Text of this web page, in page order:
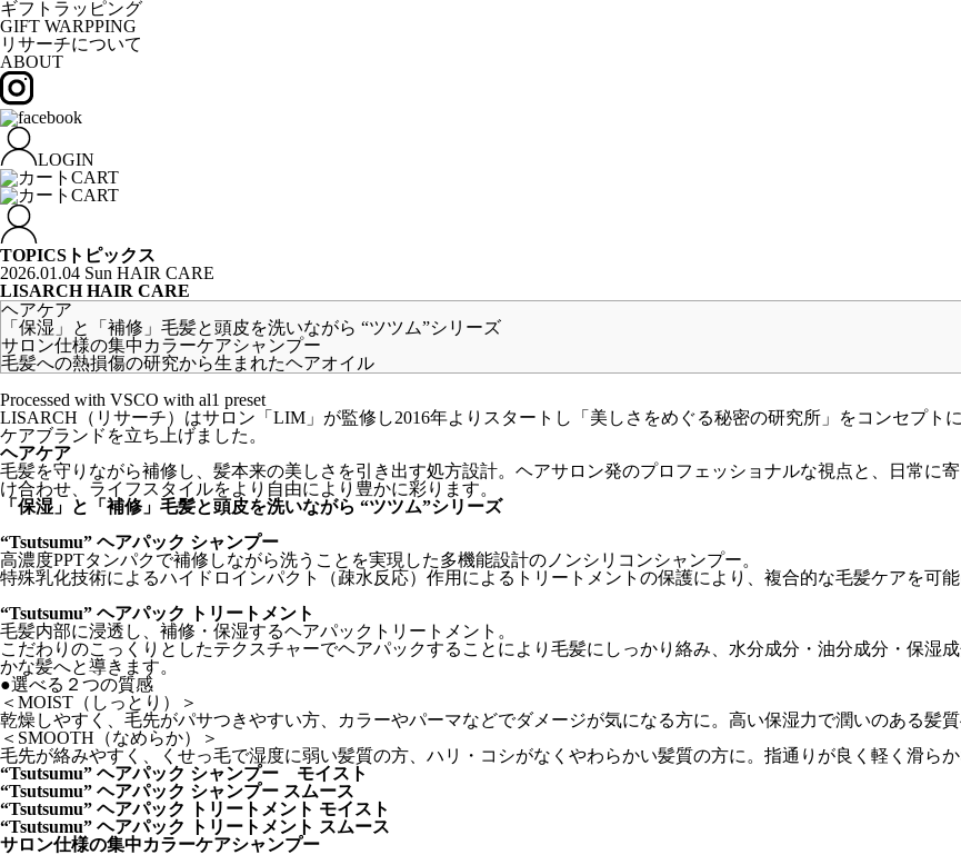
ギフトラッピング
GIFT WARPPING
リサーチについて
ABOUT
LOGIN
CART
CART
TOPICS トピックス
2026.01.04 Sun HAIR CARE
LISARCH HAIR CARE
ヘアケア
「保湿」と「補修」毛髪と頭皮を洗いながら “ツツム”シリーズ
サロン仕様の集中カラーケアシャンプー
毛髪への熱損傷の研究から生まれたヘアオイル
Processed with VSCO with al1 preset
LISARCH （リサーチ）はサロン「LIM」が監修し2016年よりスタートし「美しさをめぐる秘密の研究所」をコンセプ
ケアブランドを立ち上げました。
ヘアケア
毛髪を守りながら補修し、髪本来の美しさを引き出す処方設計。ヘアサロン発のプロフェッショナルな視点と、日常に
け合わせ、ライフスタイルをより自由により豊かに彩ります。
「保湿」と「補修」毛髪と頭皮を洗いながら “ツツム”シリーズ
“Tsutsumu” ヘアパック シャンプー
高濃度PPTタンパクで補修しながら洗うことを実現した多機能設計のノンシリコンシャンプー。
特殊乳化技術によるハイドロインパクト（疎水反応）作用によるトリートメントの保護により、複合的な毛髪ケアを可能
“Tsutsumu” ヘアパック トリートメント
毛髪内部に浸透し、補修・保湿するヘアパックトリートメント。
こだわりのこっくりとしたテクスチャーでヘアパックすることにより毛髪にしっかり絡み、水分成分・油分成分・保湿
かな髪へと導きます。
●選べる２つの質感
＜MOIST（しっとり）＞
乾燥しやすく、毛先がパサつきやすい方、カラーやパーマなどでダメージが気になる方に。高い保湿力で潤いのある髪質
＜SMOOTH（なめらか）＞
毛先が絡みやすく、くせっ毛で湿度に弱い髪質の方、ハリ・コシがなくやわらかい髪質の方に。指通りが良く軽く滑らか
“Tsutsumu” ヘアパック シャンプー モイスト
“Tsutsumu” ヘアパック シャンプー スムース
“Tsutsumu” ヘアパック トリートメント モイスト
“Tsutsumu” ヘアパック トリートメント スムース
サロン仕様の集中カラーケアシャンプー